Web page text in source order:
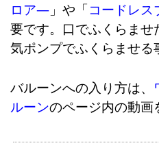
ロア―」や「 コードレス
要です。口でふくらま
気ポンプでふくらませる
バルーンへの入り方は、
ルーンのページ内の動画